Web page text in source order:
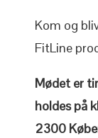
Kom og
FitLine
Mødet er
holdes på
2300